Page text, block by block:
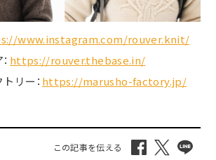
www.instagram.com/rouver.knit/
https://rouver.thebase.in/
リー： https://marusho-factory.jp/